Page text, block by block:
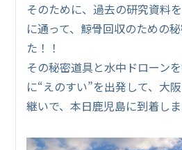
そのために、過去の研究資料
に通って、鯨骨回収のための
た！！
その秘密道具と水中ドローン
に“えのすい”を出発して、大
継いで、本日鹿児島に到着しま